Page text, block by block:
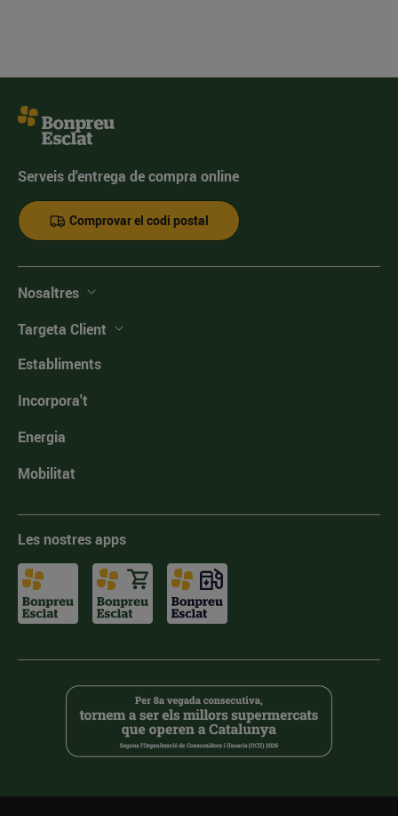
Serveis d'entrega de compra online
Comprovar el codi postal
Nosaltres
Targeta Client
Establiments
Incorpora't
Energia
Mobilitat
Les nostres apps